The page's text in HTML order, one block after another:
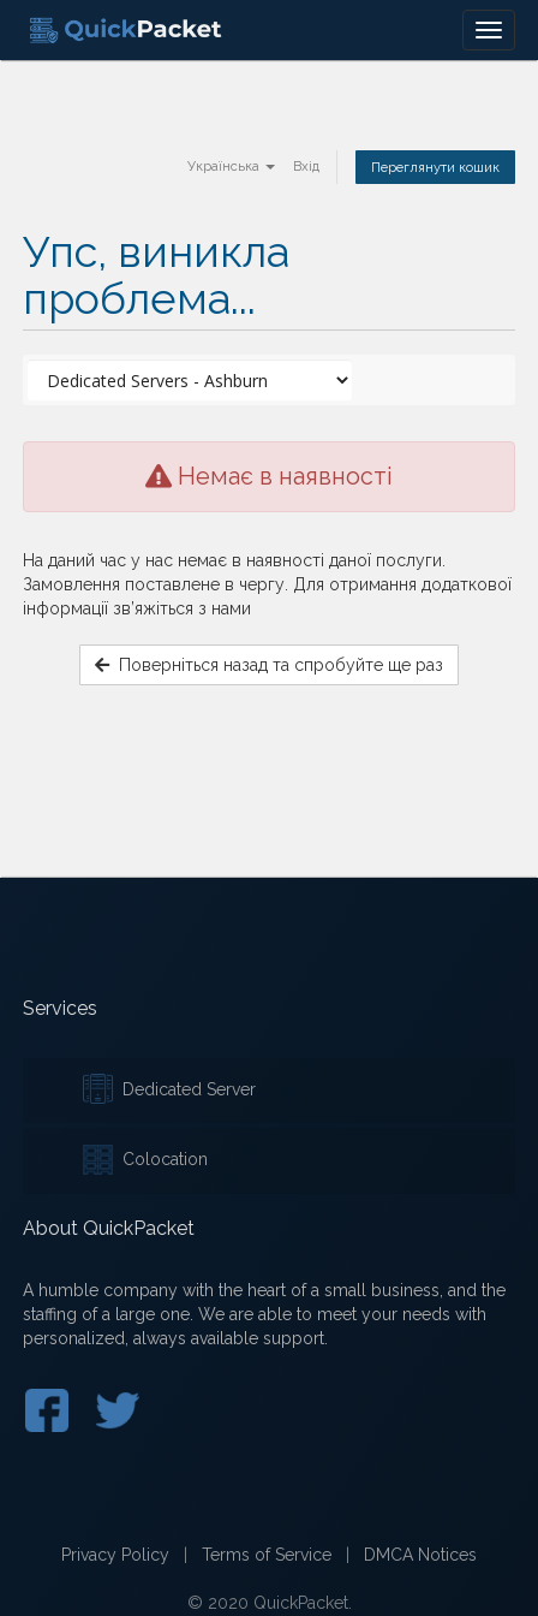
Menu
Українська Вхід Переглянути кошик
Упс, виникла
проблема...
Немає в наявності
На даний час у нас немає в наявності даної послуги.
Замовлення поставлене в чергу. Для отримання додаткової
інформації зв’яжіться з нами
Поверніться назад та спробуйте ще раз
Services
Dedicated Server
Colocation
About QuickPacket
A humble company with the heart of a small business, and the
staffing of a large one. We are able to meet your needs with
personalized, always available support.
Privacy Policy Terms of Service DMCA Notices
© 2020 QuickPacket.